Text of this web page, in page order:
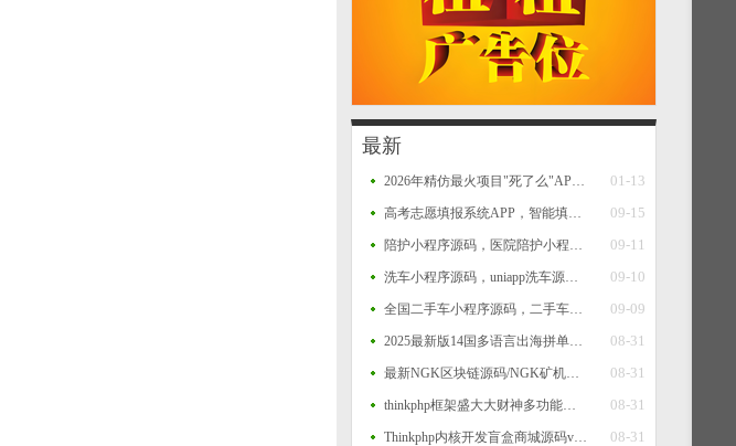
最新
01-13
2026年精仿最火项目"死了么"APP开源源码
09-15
高考志愿填报系统APP，智能填报+一键填报，查大学、查专业、一分一段、院校对比等功能源码
09-11
陪护小程序源码，医院陪护小程序系统源码，支持多运营区，陪护师、推广者等完整闭环功能
09-10
洗车小程序源码，uniapp洗车源码，多门店洗车小程序源码
09-09
全国二手车小程序源码，二手车系统，二手车交易小程序源码，二手车销售小程序平台源码
08-31
2025最新版14国多语言出海拼单商城源码，国际多语言出海商城返佣产品自动匹配订单源码
08-31
最新NGK区块链源码/NGK矿机挖矿源码/NGK公链程序/数字钱包点对点交易模式/算力
08-31
thinkphp框架盛大大财神多功能完美运营微信+支付宝+银行卡+云闪付+抢单系统源码+完整数据完美运营级
08-31
Thinkphp内核开发盲盒商城源码v2.0 对接易支付/阿里云短信/七牛云存储